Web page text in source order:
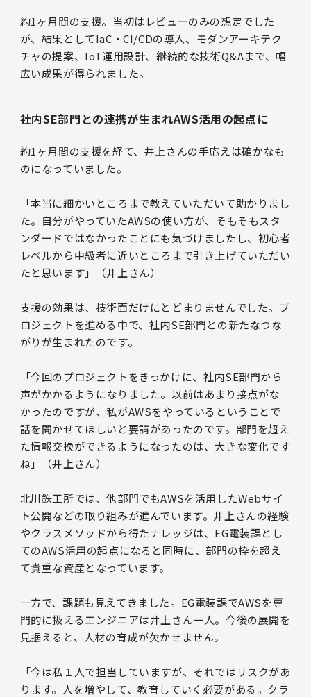
約1ヶ月間の支援。当初はレビューのみの想定でした
が、結果としてIaC・CI/CDの導入、モダンアーキテク
チャの提案、IoT運用設計、継続的な技術Q&Aまで、幅
広い成果が得られました。
社内SE部門との連携が生まれAWS活用の起点に
約1ヶ月間の支援を経て、井上さんの手応えは確かなも
のになっていました。
「本当に細かいところまで教えていただいて助かりまし
た。自分がやっていたAWSの使い方が、そもそもスタ
ンダードではなかったことにも気づけましたし、初心者
レベルから中級者に近いところまで引き上げていただい
たと思います」（井上さん）
支援の効果は、技術面だけにとどまりませんでした。プ
ロジェクトを進める中で、社内SE部門との新たなつな
がりが生まれたのです。
「今回のプロジェクトをきっかけに、社内SE部門から
声がかかるようになりました。以前はあまり接点がな
かったのですが、私がAWSをやっているということで
話を聞かせてほしいと要請があったのです。部門を超え
た情報交換ができるようになったのは、大きな変化です
ね」（井上さん）
北川鉄工所では、他部門でもAWSを活用したWebサイ
ト公開などの取り組みが進んでいます。井上さんの経験
やクラスメソッドから得たナレッジは、EG電装課とし
てのAWS活用の起点になると同時に、部門の枠を超え
て貴重な資産となっています。
一方で、課題も見えてきました。EG電装課でAWSを専
門的に扱えるエンジニアは井上さん一人。今後の展開を
見据えると、人材の育成が欠かせません。
「今は私１人で担当していますが、それではリスクがあ
ります。人を増やして、教育していく必要がある。クラ